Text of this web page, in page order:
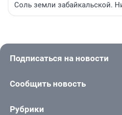
Соль земли забайкальской.
Подписаться на новости
Сообщить новость
Рубрики